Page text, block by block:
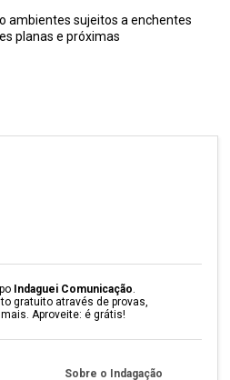
ambientes sujeitos a enchentes
planas e próximas
Indaguei Comunicação.
gratuito através de provas,
Aproveite: é grátis!
Sobre o Indagação